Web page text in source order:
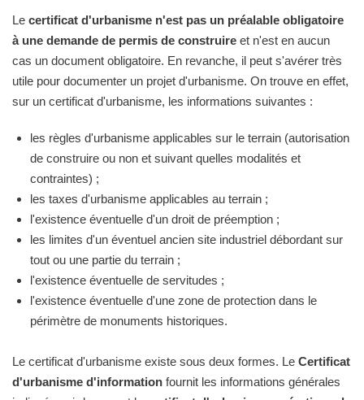
Le certificat d'urbanisme n'est pas un préalable obligatoire
à une demande de permis de construire et n'est en aucun
cas un document obligatoire. En revanche, il peut s'avérer très
utile pour documenter un projet d'urbanisme. On trouve en effet,
sur un certificat d'urbanisme, les informations suivantes :
les règles d'urbanisme applicables sur le terrain (autorisation
de construire ou non et suivant quelles modalités et
contraintes) ;
les taxes d'urbanisme applicables au terrain ;
l'existence éventuelle d'un droit de préemption ;
les limites d'un éventuel ancien site industriel débordant sur
tout ou une partie du terrain ;
l'existence éventuelle de servitudes ;
l'existence éventuelle d'une zone de protection dans le
périmètre de monuments historiques.
Le certificat d'urbanisme existe sous deux formes. Le Certificat
d'urbanisme d'information fournit les informations générales